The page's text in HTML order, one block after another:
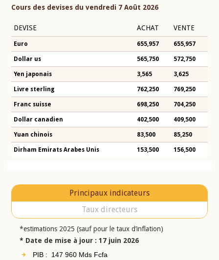
Cours des devises du vendredi 7 Août 2026
DEVISE ACHAT VENTE
Euro 655,957 655,957
Dollar us 565,750 572,750
Yen japonais 3,565 3,625
Livre sterling 762,250 769,250
Franc suisse 698,250 704,250
Dollar canadien 402,500 409,500
Yuan chinois 83,500 85,250
Dirham Emirats Arabes Unis 153,500 156,500
Principaux indicateurs
Taux directeurs
*estimations 2025 (sauf pour le taux d’inflation)
* Date de mise à jour : 17 juin 2026
PIB : 147 960 Mds Fcfa